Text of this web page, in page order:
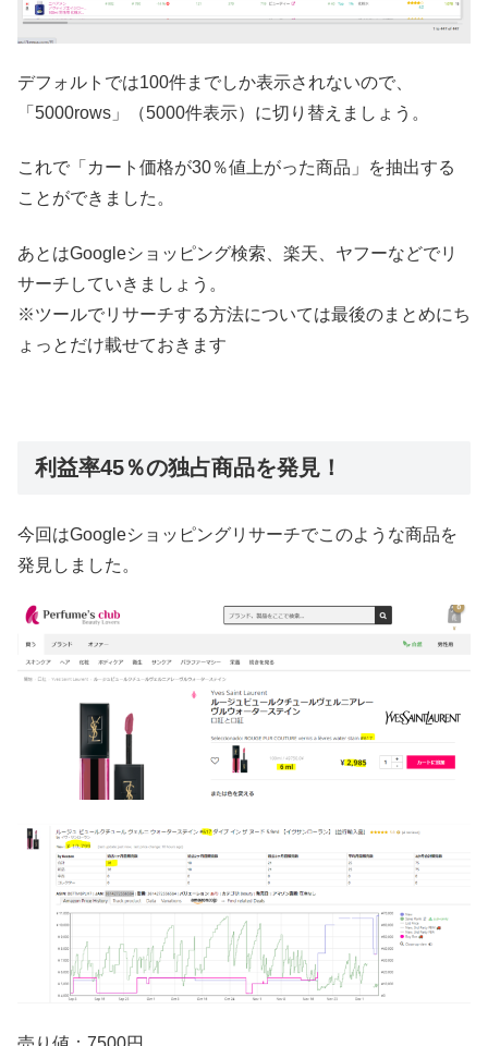
デフォルトでは100件までしか表示されないので、
「5000rows」（5000件表示）に切り替えましょう。
これで「カート価格が30％値上がった商品」を抽出する
ことができました。
あとはGoogleショッピング検索、楽天、ヤフーなどでリ
サーチしていきましょう。
※ツールでリサーチする方法については最後のまとめにち
ょっとだけ載せておきます
利益率45％の独占商品を発見！
今回はGoogleショッピングリサーチでこのような商品を
発見しました。